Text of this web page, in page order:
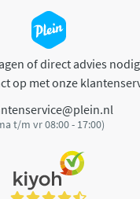
of direct advies
op met onze
t/m vr 08:00 - 17:00)